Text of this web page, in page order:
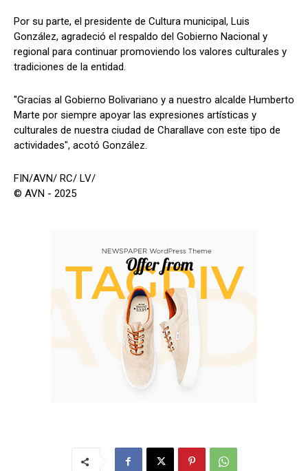
Por su parte, el presidente de Cultura municipal, Luis
González, agradeció el respaldo del Gobierno Nacional y
regional para continuar promoviendo los valores culturales y
tradiciones de la entidad.
"Gracias al Gobierno Bolivariano y a nuestro alcalde Humberto
Marte por siempre apoyar las expresiones artísticas y
culturales de nuestra ciudad de Charallave con este tipo de
actividades", acotó González.
FIN/AVN/ RC/ LV/
© AVN - 2025